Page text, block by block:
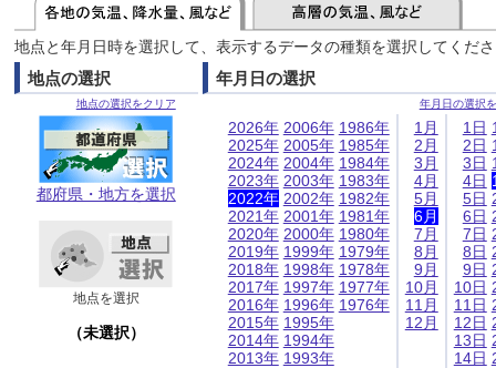
地点と年月日時を選択して、表示するデータの種類を選択してくだ
地点の選択
地点の選択をクリア
都府県・地方を選択
地点を選択
（未選択）
年月日の選択
年月日の選択
2026年
2025年
2024年
2023年
2022年
2021年
2020年
2019年
2018年
2017年
2016年
2015年
2014年
2013年
2006年
2005年
2004年
2003年
2002年
2001年
2000年
1999年
1998年
1997年
1996年
1995年
1994年
1993年
1986年
1985年
1984年
1983年
1982年
1981年
1980年
1979年
1978年
1977年
1976年
1月
2月
3月
4月
5月
6月
7月
8月
9月
10月
11月
12月
1日
2日
3日
4日
5日
6日
7日
8日
9日
10日
11日
12日
13日
14日